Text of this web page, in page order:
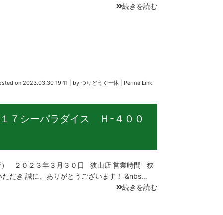
続きを読む
on 2023.03.30 19:11 by つりどうぐ一休 Perma Link
シーパラダイス Ｈｰ４００
２０２３年３月３０日 狭山店 営業時間 狭
だき 誠に、ありがとうございます！ &nbs…
続きを読む